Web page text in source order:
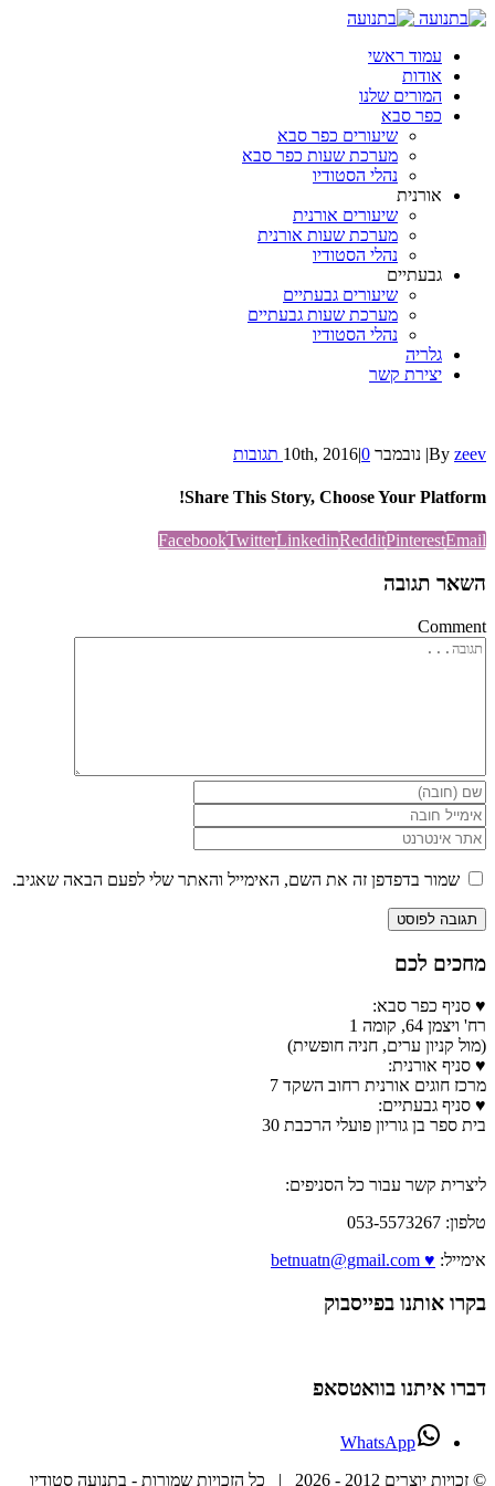
עמוד ראשי
אודות
המורים שלנו
כפר סבא
שיעורים כפר סבא
מערכת שעות כפר סבא
נהלי הסטודיו
אורנית
שיעורים אורנית
מערכת שעות אורנית
נהלי הסטודיו
גבעתיים
שיעורים גבעתיים
מערכת שעות גבעתיים
נהלי הסטודיו
גלריה
יצירת קשר
By zeev
| נובמבר 10th, 2016 |0 תגובות
Share This Story, Choose Your Platform!
FacebookTwitterLinkedinRedditPinterestEmail
השאר תגובה
Comment
שמור בדפדפן זה את השם, האימייל והאתר שלי לפעם הבאה שאגיב.
מחכים לכם
♥ סניף כפר סבא:
רח' ויצמן 64, קומה 1
(מול קניון ערים, חניה חופשית)
♥ סניף אורנית:
מרכז חוגים אורנית רחוב השקד 7
♥ סניף גבעתיים:
בית ספר בן גוריון פועלי הרכבת 30
ליצרית קשר עבור כל הסניפים:
טלפון: 053-5573267
אימייל: ♥ betnuatn@gmail.com
בקרו אותנו בפייסבוק
דברו איתנו בוואטסאפ
WhatsApp
© זכויות יוצרים 2012 -
2026 | כל הזכויות שמורות - בתנועה סטודיו